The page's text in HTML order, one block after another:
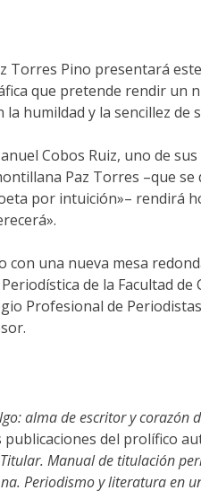
Torres Pino presentará
que pretende rendir un
humildad y la sencillez de
Cobos Ruiz, uno de
Paz Torres –que se
por intuición»– rendirá
una nueva mesa
de la Facultad de
Profesional de
alma de escritor y corazón
del prolífico
Manual de titulación
Periodismo y literatura en